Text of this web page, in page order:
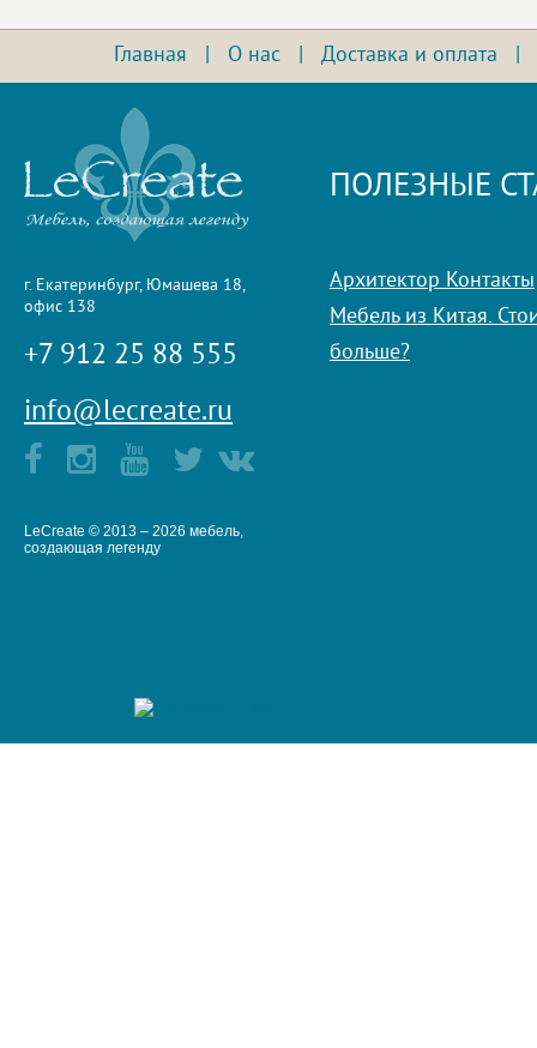
Главная О нас Доставка и оплата
г. Екатеринбург, Юмашева 18,
офис 138
+7 912 25 88 555
info@lecreate.ru
LeCreate © 2013 – 2026 мебель,
создающая легенду
ПОЛЕЗНЫЕ
Архитектор Контакты
Мебель из Китая.
больше?